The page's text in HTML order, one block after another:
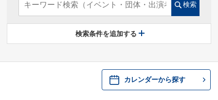
検索
検索条件を追加する
カレンダーから探す